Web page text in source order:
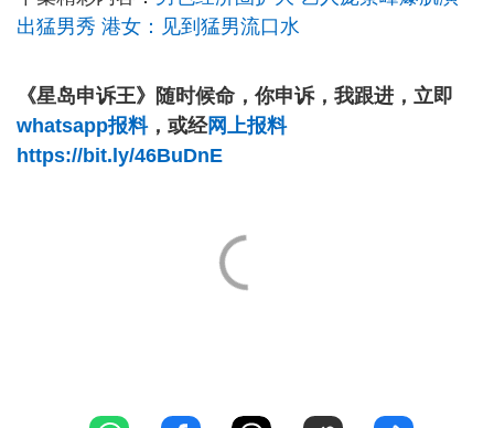
出猛男秀 港女：见到猛男流口水
《星岛申诉王》随时候命，你申诉，我跟进，立即
whatsapp报料，或经网上报料
https://bit.ly/46BuDnE